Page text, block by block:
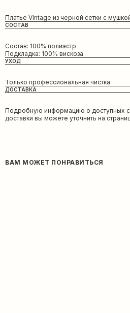
Платье Vintage из черной сетки с
СОСТАВ
Состав: 100% полиэстр
Подкладка: 100% вискоза
УХОД
Только профессиональная чистка
ДОСТАВКА
Подробную информацию о доступных
доставки вы можете уточнить на
ВАМ МОЖЕТ ПОНРАВИТЬСЯ